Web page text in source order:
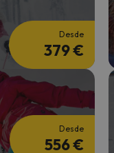
Desde
379 €
Desde
556 €